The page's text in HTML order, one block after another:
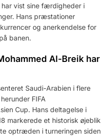
vist sine færdigheder i
Hans præstationer
og anerkendelse for
på banen.
Al-Breik har
Saudi-Arabien i flere
FIFA
Cup. Hans deltagelse i
markerede et historisk øjeblik
optræden i turneringen siden